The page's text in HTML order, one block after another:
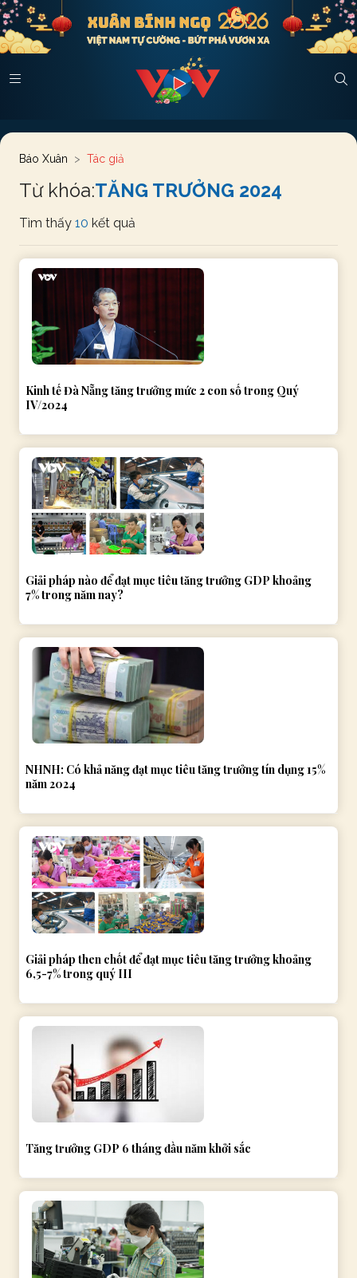
Báo Xuân Tác giả
Từ khóa:TĂNG TRƯỞNG 2024
Tìm thấy 10 kết quả
Kinh tế Đà Nẵng tăng trưởng mức 2 con số trong Quý
IV/2024
Giải pháp nào để đạt mục tiêu tăng trưởng GDP khoảng
7% trong năm nay?
NHNH: Có khả năng đạt mục tiêu tăng trưởng tín dụng 15%
năm 2024
Giải pháp then chốt để đạt mục tiêu tăng trưởng khoảng
6,5-7% trong quý III
Tăng trưởng GDP 6 tháng đầu năm khởi sắc